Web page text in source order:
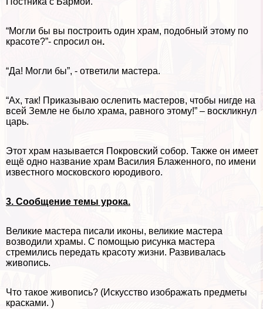
“Могли бы вы построить один храм, подобный этому по
красоте?”- спросил он.
“Да! Могли бы”, - ответили мастера.
“Ах, так! Приказываю ослепить мастеров, чтобы нигде на
всей Земле не было храма, равного этому!” – воскликнул
царь.
Этот храм называется Покровский собор. Также он имеет
ещё одно название храм Василия Блаженного, по имени
известного московского юродивого.
3. Сообщение темы урока.
Великие мастера писали иконы, великие мастера
возводили храмы. С помощью рисунка мастера
стремились передать красоту жизни. Развивалась
живопись.
Что такое живопись? (Искусство изображать предметы
красками. )